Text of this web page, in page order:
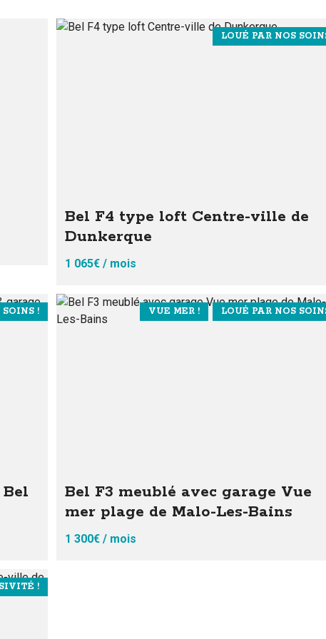
LOUÉ PAR NOS
Bel F4 type loft Centre-ville de
Dunkerque
1 065€ / mois
SOINS ! LOUÉ PAR NOS
VUE MER !
Bel F3 meublé avec garage Vue
mer plage de Malo-Les-Bains
1 300€ / mois
!